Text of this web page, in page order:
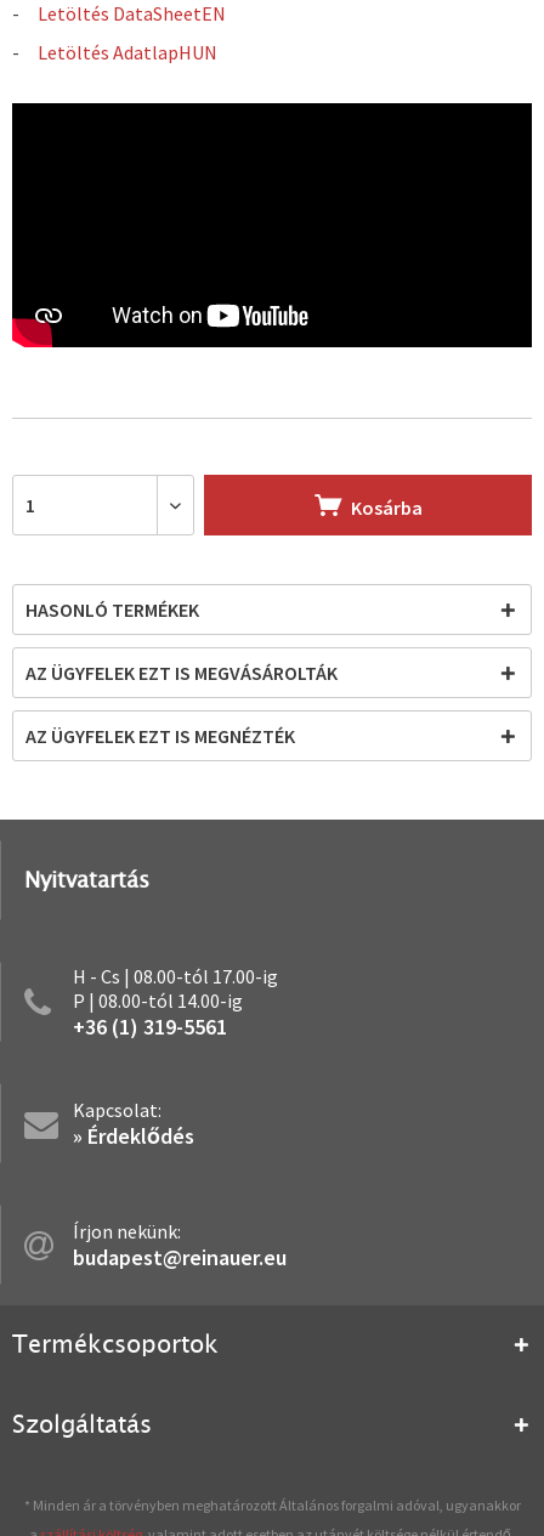
Letöltés DataSheetEN
Letöltés AdatlapHUN
Kosárba
HASONLÓ TERMÉKEK
AZ ÜGYFELEK EZT IS MEGVÁSÁROLTÁK
AZ ÜGYFELEK EZT IS MEGNÉZTÉK
Nyitvatartás
H - Cs | 08.00-tól 17.00-ig
P | 08.00-tól 14.00-ig
+36 (1) 319-5561
Kapcsolat:
» Érdeklődés
Írjon nekünk:
budapest@reinauer.eu
Termékcsoportok
Szolgáltatás
* Minden ár a törvényben meghatározott Általános forgalmi adóval, ugyanakkor